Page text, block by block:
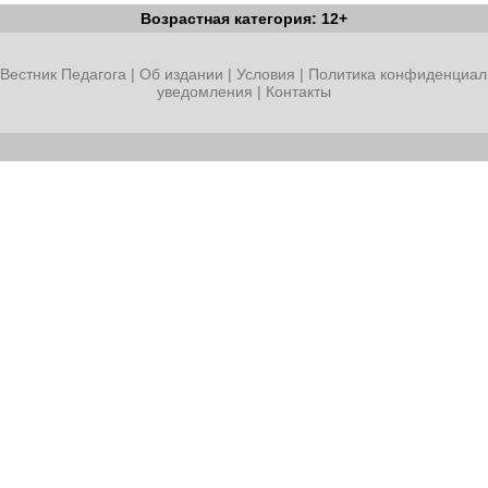
Возрастная категория: 12+
Вестник Педагога | Об издании | Условия | Политика
уведомления | Контакты